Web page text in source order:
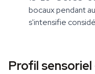
bocaux pendant
s'intensifie
Profil